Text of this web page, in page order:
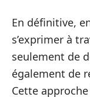
En définitive,
s’exprimer à
seulement de
également de
Cette